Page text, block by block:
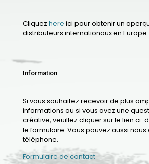
Cliquez here ici pour obtenir un
distributeurs internationaux en Europe..
Information
Si vous souhaitez recevoir de plus
informations ou si vous avez une
créative, veuillez cliquer sur le lien ci-
le formulaire. Vous pouvez aussi
téléphone.
Formulaire de contact